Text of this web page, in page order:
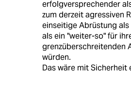
erfolgversprechender
zum derzeit agressiven
einseitige Abrüstung als
als ein "weiter-so" für
grenzüberschreitenden
würden.
Das wäre mit Sicherheit